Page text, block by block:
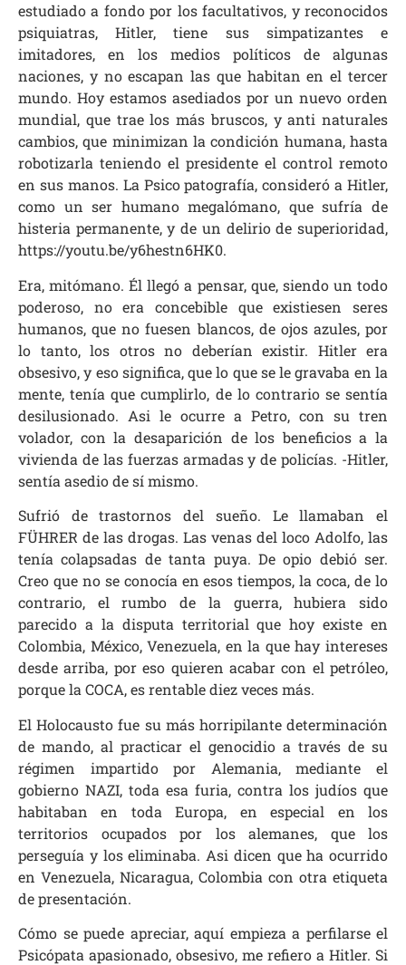
estudiado a fondo por los facultativos, y reconocidos
psiquiatras, Hitler, tiene sus simpatizantes e
imitadores, en los medios políticos de algunas
naciones, y no escapan las que habitan en el tercer
mundo. Hoy estamos asediados por un nuevo orden
mundial, que trae los más bruscos, y anti naturales
cambios, que minimizan la condición humana, hasta
robotizarla teniendo el presidente el control remoto
en sus manos. La Psico patografía, consideró a Hitler,
como un ser humano megalómano, que sufría de
histeria permanente, y de un delirio de superioridad,
https://youtu.be/y6hestn6HK0.
Era, mitómano. Él llegó a pensar, que, siendo un todo
poderoso, no era concebible que existiesen seres
humanos, que no fuesen blancos, de ojos azules, por
lo tanto, los otros no deberían existir. Hitler era
obsesivo, y eso significa, que lo que se le gravaba en la
mente, tenía que cumplirlo, de lo contrario se sentía
desilusionado. Asi le ocurre a Petro, con su tren
volador, con la desaparición de los beneficios a la
vivienda de las fuerzas armadas y de policías. -Hitler,
sentía asedio de sí mismo.
Sufrió de trastornos del sueño. Le llamaban el
FÜHRER de las drogas. Las venas del loco Adolfo, las
tenía colapsadas de tanta puya. De opio debió ser.
Creo que no se conocía en esos tiempos, la coca, de lo
contrario, el rumbo de la guerra, hubiera sido
parecido a la disputa territorial que hoy existe en
Colombia, México, Venezuela, en la que hay intereses
desde arriba, por eso quieren acabar con el petróleo,
porque la COCA, es rentable diez veces más.
El Holocausto fue su más horripilante determinación
de mando, al practicar el genocidio a través de su
régimen impartido por Alemania, mediante el
gobierno NAZI, toda esa furia, contra los judíos que
habitaban en toda Europa, en especial en los
territorios ocupados por los alemanes, que los
perseguía y los eliminaba. Asi dicen que ha ocurrido
en Venezuela, Nicaragua, Colombia con otra etiqueta
de presentación.
Cómo se puede apreciar, aquí empieza a perfilarse el
Psicópata apasionado, obsesivo, me refiero a Hitler. Si